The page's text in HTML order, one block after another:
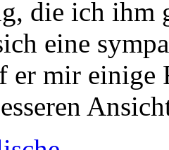
die ich ihm
eine
er mir einige